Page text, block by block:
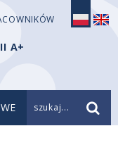
A+
szukaj...